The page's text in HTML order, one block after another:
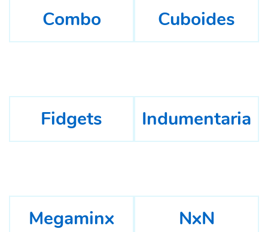
Combo Cuboides
Fidgets Indumentaria
Megaminx NxN